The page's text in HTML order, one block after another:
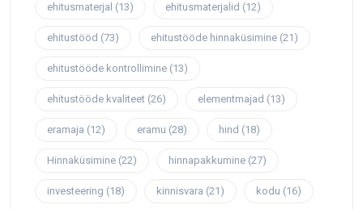
ehitusmaterjal (13) ehitusmaterjalid (12)
ehitustööd (73) ehitustööde hinnaküsimine (21)
ehitustööde kontrollimine (13)
ehitustööde kvaliteet (26) elementmajad (13)
eramaja (12) eramu (28) hind (18)
Hinnaküsimine (22) hinnapakkumine (27)
investeering (18) kinnisvara (21) kodu (16)